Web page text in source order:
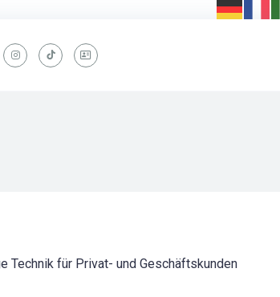
Technik für Privat- und Geschäftskunden